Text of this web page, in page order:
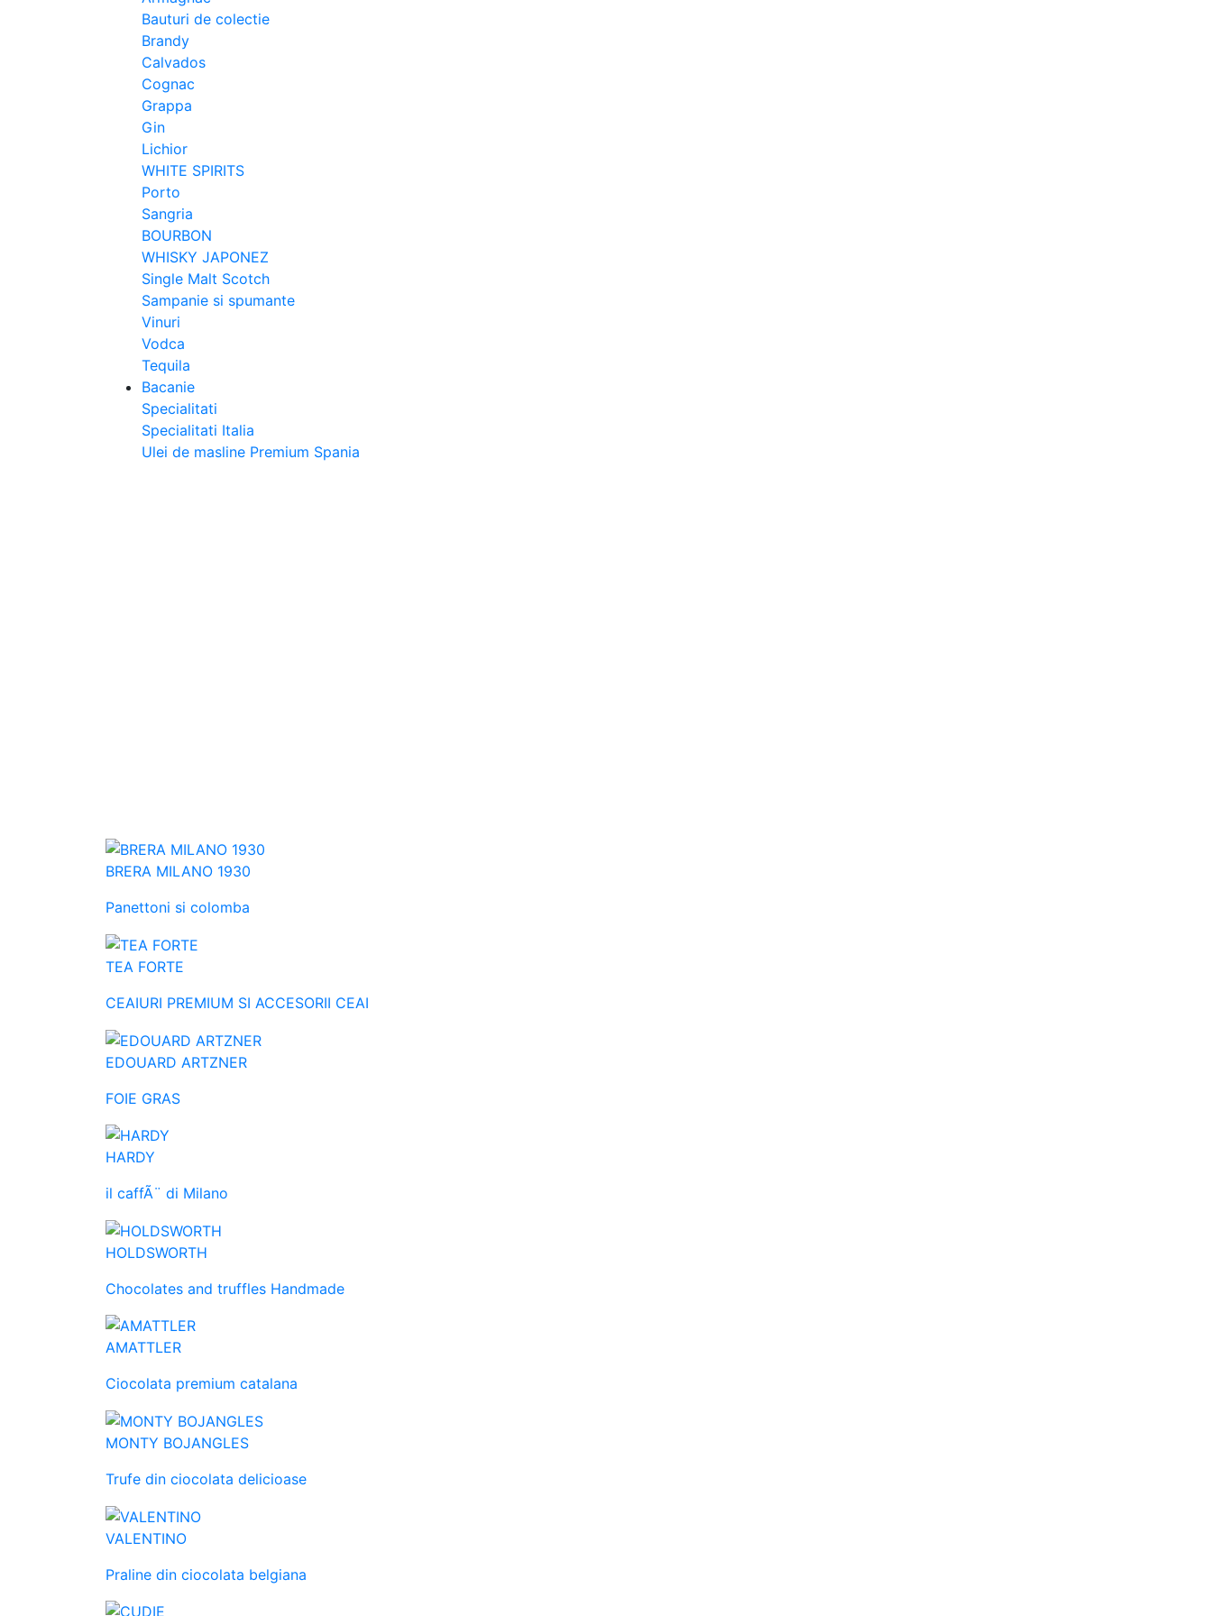
Bauturi de colectie
Brandy
Calvados
Cognac
Grappa
Gin
Lichior
WHITE SPIRITS
Porto
Sangria
BOURBON
WHISKY JAPONEZ
Single Malt Scotch
Sampanie si spumante
Vinuri
Vodca
Tequila
Bacanie
Specialitati
Specialitati Italia
Ulei de masline Premium Spania
BRERA MILANO 1930
Panettoni si colomba
TEA FORTE
CEAIURI PREMIUM SI ACCESORII CEAI
EDOUARD ARTZNER
FOIE GRAS
HARDY
il caffÃ¨ di Milano
HOLDSWORTH
Chocolates and truffles Handmade
AMATTLER
Ciocolata premium catalana
MONTY BOJANGLES
Trufe din ciocolata delicioase
VALENTINO
Praline din ciocolata belgiana